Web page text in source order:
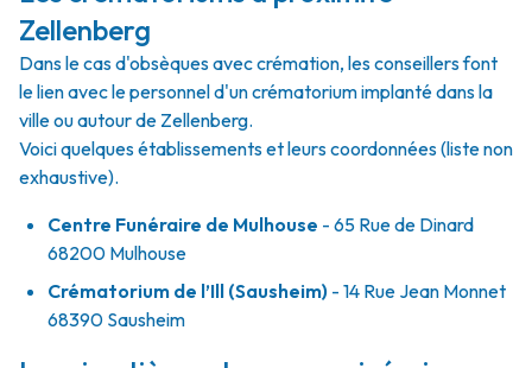
Zellenberg
Dans le cas d'obsèques avec crémation, les conseillers font
le lien avec le personnel d'un crématorium implanté dans la
ville ou autour de Zellenberg.
Voici quelques établissements et leurs coordonnées (liste non
exhaustive).
Centre Funéraire de Mulhouse - 65 Rue de Dinard
68200 Mulhouse
Crématorium de l’Ill (Sausheim) - 14 Rue Jean Monnet
68390 Sausheim